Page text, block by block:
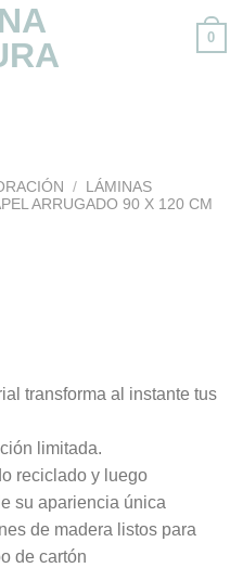
0
/ LÁMINAS
ARRUGADO 90 X 120 CM
transforma al instante tus
limitada.
reciclado y luego
su apariencia única
de madera listos para
de cartón